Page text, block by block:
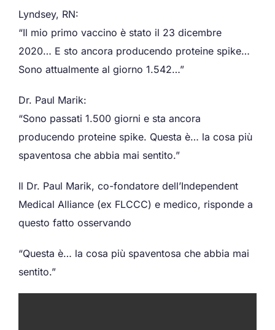
Lyndsey, RN:
“Il mio primo vaccino è stato il 23 dicembre
2020… E sto ancora producendo proteine ​​spike…
Sono attualmente al giorno 1.542…”
Dr. Paul Marik:
“Sono passati 1.500 giorni e sta ancora
producendo proteine ​​spike. Questa è… la cosa più
spaventosa che abbia mai sentito.”
Il Dr. Paul Marik, co-fondatore dell’Independent
Medical Alliance (ex FLCCC) e medico, risponde a
questo fatto osservando
“Questa è… la cosa più spaventosa che abbia mai
sentito.”